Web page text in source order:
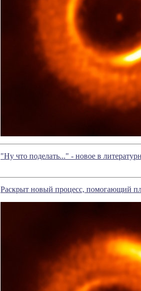
"Ну что поделать..." - новое в
Раскрыт новый процесс, помогающий